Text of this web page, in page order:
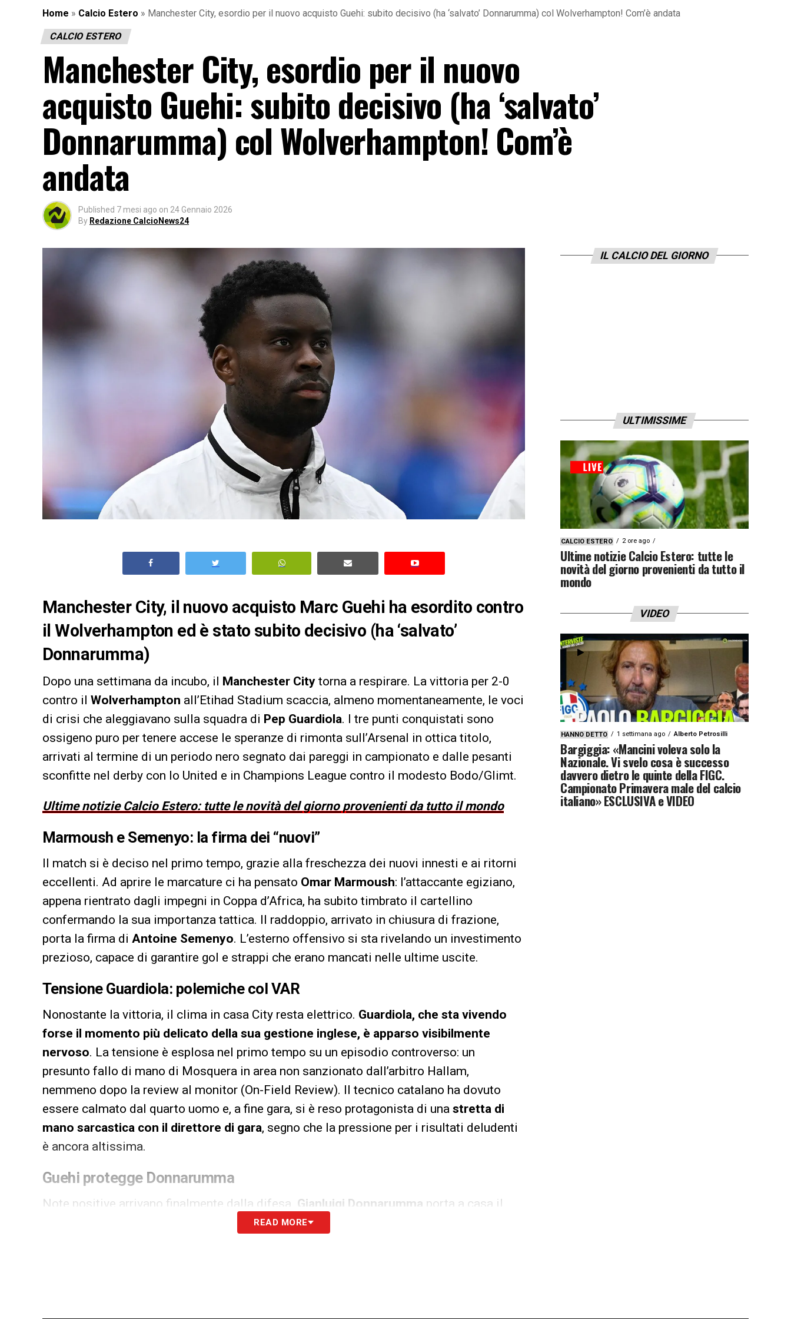
Home » Calcio Estero » Manchester City, esordio per il nuovo acquisto Guehi: subito decisivo (ha ‘salvato’ Donnarumma) col Wolverhampton! Com’è andata
CALCIO ESTERO
Manchester City, esordio per il nuovo
acquisto Guehi: subito decisivo (ha ‘salvato’
Donnarumma) col Wolverhampton! Com’è
andata
Published 7 mesi ago on 24 Gennaio 2026
By Redazione CalcioNews24
Manchester City, il nuovo acquisto Marc Guehi ha esordito contro
il Wolverhampton ed è stato subito decisivo (ha ‘salvato’
Donnarumma)
Dopo una settimana da incubo, il Manchester City torna a respirare. La vittoria per 2-0
contro il Wolverhampton all’Etihad Stadium scaccia, almeno momentaneamente, le voci
di crisi che aleggiavano sulla squadra di Pep Guardiola. I tre punti conquistati sono
ossigeno puro per tenere accese le speranze di rimonta sull’Arsenal in ottica titolo,
arrivati al termine di un periodo nero segnato dai pareggi in campionato e dalle pesanti
sconfitte nel derby con lo United e in Champions League contro il modesto Bodo/Glimt.
Ultime notizie Calcio Estero: tutte le novità del giorno provenienti da tutto il mondo
Marmoush e Semenyo: la firma dei “nuovi”
Il match si è deciso nel primo tempo, grazie alla freschezza dei nuovi innesti e ai ritorni
eccellenti. Ad aprire le marcature ci ha pensato Omar Marmoush: l’attaccante egiziano,
appena rientrato dagli impegni in Coppa d’Africa, ha subito timbrato il cartellino
confermando la sua importanza tattica. Il raddoppio, arrivato in chiusura di frazione,
porta la firma di Antoine Semenyo. L’esterno offensivo si sta rivelando un investimento
prezioso, capace di garantire gol e strappi che erano mancati nelle ultime uscite.
Tensione Guardiola: polemiche col VAR
Nonostante la vittoria, il clima in casa City resta elettrico. Guardiola, che sta vivendo
forse il momento più delicato della sua gestione inglese, è apparso visibilmente
nervoso. La tensione è esplosa nel primo tempo su un episodio controverso: un
presunto fallo di mano di Mosquera in area non sanzionato dall’arbitro Hallam,
nemmeno dopo la review al monitor (On-Field Review). Il tecnico catalano ha dovuto
essere calmato dal quarto uomo e, a fine gara, si è reso protagonista di una stretta di
mano sarcastica con il direttore di gara, segno che la pressione per i risultati deludenti
è ancora altissima.
Guehi protegge Donnarumma
Note positive arrivano finalmente dalla difesa. Gianluigi Donnarumma porta a casa il
della sua stagione in Premier League. La porta inviolata, però, deve
READ MORE
IL CALCIO DEL GIORNO
ULTIMISSIME
CALCIO ESTERO 2 ore ago
Ultime notizie Calcio Estero: tutte le
novità del giorno provenienti da tutto il
mondo
VIDEO
HANNO DETTO 1 settimana ago Alberto Petrosilli
Bargiggia: «Mancini voleva solo la
Nazionale. Vi svelo cosa è successo
davvero dietro le quinte della FIGC.
Campionato Primavera male del calcio
italiano» ESCLUSIVA e VIDEO